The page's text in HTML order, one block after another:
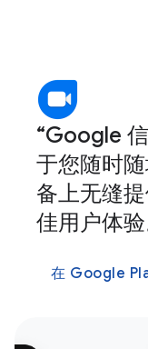
“Google
于您随时
备上无缝
佳用户体验
在 Google